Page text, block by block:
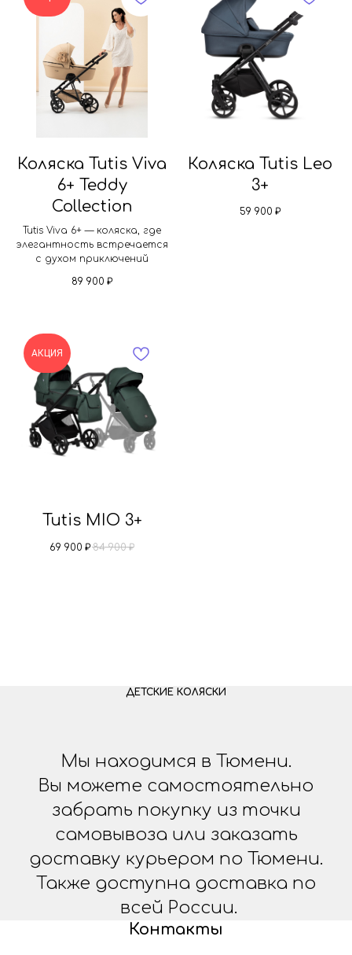
Коляска Tutis Viva
6+ Teddy
Collection
Tutis Viva 6+ — коляска, где
элегантность встречается
с духом приключений
89 900 ₽
Коляска Tutis Leo
3+
59 900 ₽
АКЦИЯ
Tutis MIO 3+
69 900 ₽ 84 900 ₽
ДЕТСКИЕ КОЛЯСКИ
Мы находимся в Тюмени.
Вы можете самостоятельно
забрать покупку из точки
самовывоза или заказать
доставку курьером по Тюмени.
Также доступна доставка по
всей России.
Контакты